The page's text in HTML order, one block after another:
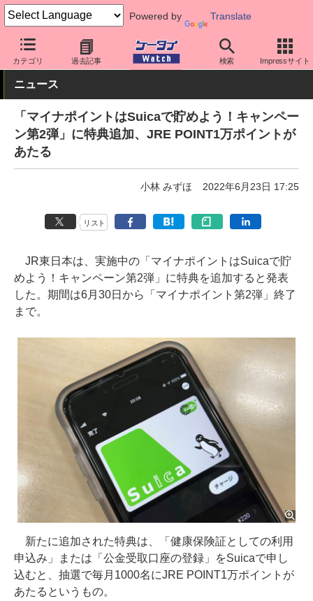
Powered by Translate
カテゴリ 過去記事 検索 Impressサイト
ケータイ Watch アプリ・サービス 決済/金融
ニュース
「マイナポイントはSuicaで貯めよう！キャンペー
ン第2弾」に特典追加、JRE POINT1万ポイントが
あたる
小林 みずほ 2022年6月23日 17:25
リスト
JR東日本は、実施中の「マイナポイントはSuicaで貯
めよう！キャンペーン第2弾」に特典を追加すると発表
した。期間は6月30日から「マイナポイント第2弾」終了
まで。
新たに追加された特典は、「健康保険証としての利用
申込み」または「公金受取口座の登録」をSuicaで申し
込むと、抽選で毎月1000名にJRE POINT1万ポイントが
あたるというもの。